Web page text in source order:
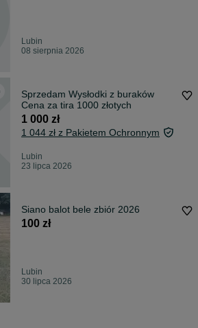
Lubin
08 sierpnia 2026
Sprzedam Wysłodki z buraków
Cena za tira 1000 złotych
1 000 zł
1 044 zł z Pakietem Ochronnym
Lubin
23 lipca 2026
Siano balot bele zbiór 2026
100 zł
Lubin
30 lipca 2026